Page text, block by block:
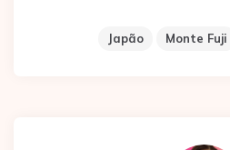
Japão Monte Fuji